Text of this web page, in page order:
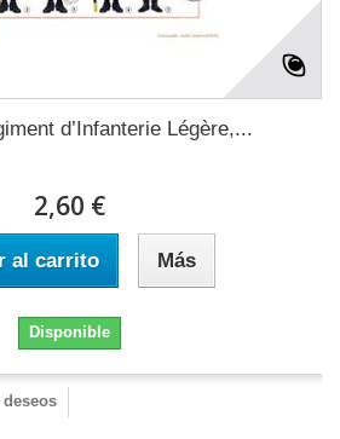
d’Infanterie Légère,...
2,60 €
al carrito Más
Disponible